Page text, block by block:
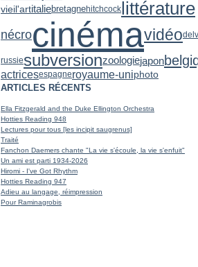
vieil'artitaliebretagnehitchcock littérature
nécrocinémavidéo
russiesubversionzoologiejapon
actricesespagneroyaume-uniphoto
ARTICLES RÉCENTS
Ella Fitzgerald and the Duke Ellington Orchestra
Hotties Reading 948
Lectures pour tous [les incipit saugrenus]
Traité
Fanchon Daemers chante "La vie s'écoule, la vie s'enfuit"
Un ami est parti 1934-2026
Hiromi - I've Got Rhythm
Hotties Reading 947
Adieu au langage, réimpression
Pour Raminagrobis